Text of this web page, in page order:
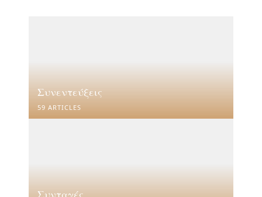
Συνεντεύξεις
59 ARTICLES
Συνταγές